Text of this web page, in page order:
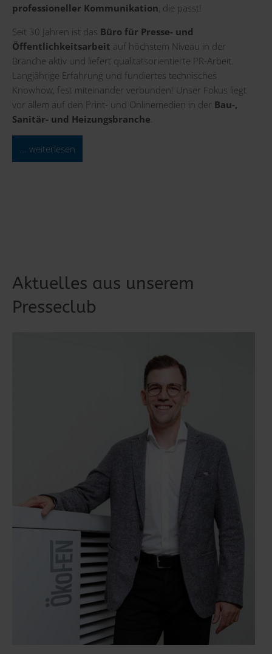
professioneller Kommunikation, die passt!
Seit 30 Jahren ist das Büro für Presse- und
Öffentlichkeitsarbeit auf höchstem Niveau in der
Branche aktiv und liefert qualitätsorientierte PR-Arbeit.
Langjährige Erfahrung und fundiertes technisches
Knowhow, fest miteinander verbunden! Unser Fokus liegt
vor allem auf den Print- und Onlinemedien in der Bau-,
Sanitär- und Heizungsbranche.
... weiterlesen
Aktuelles aus unserem
Presseclub